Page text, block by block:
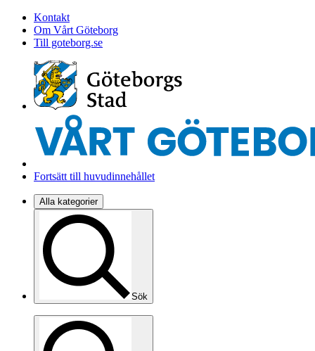
Kontakt
Om Vårt Göteborg
Till goteborg.se
Fortsätt till huvudinnehållet
Alla kategorier
Sök